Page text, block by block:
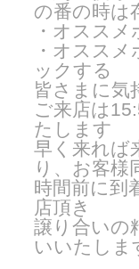
の番の時は
・オスス
・オスス
ックする
皆さまに気
ご来店は
たします
早く来れば
り、お客様
時間前に到
店頂き
譲り合いの
いいたしま